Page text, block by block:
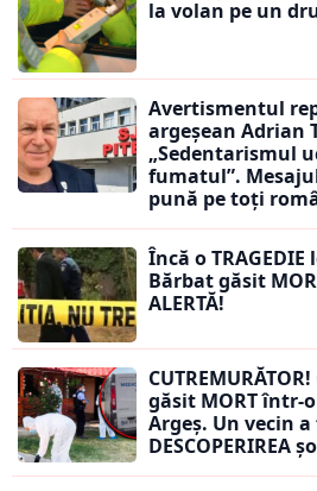
la volan pe un
Avertismentul
argeșean Adrian
„Sedentarismul
fumatul”.
pună pe toți
Încă o
Bărbat găsit
ALERTĂ!
găsit MORT într-
Argeș. Un vecin
DESCOPERIREA